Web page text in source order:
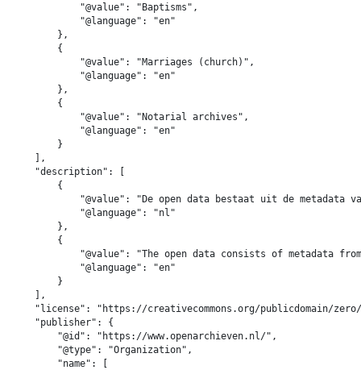
            "@value": "Baptisms",
            "@language": "en"
        },
        {
            "@value": "Marriages (church)",
            "@language": "en"
        },
        {
            "@value": "Notarial archives",
            "@language": "en"
        }
    ],
    "description": [
        {
"@value": "De open data bestaat uit de metadata
            "@language": "nl"
        },
        {
"@value": "The open data consists of metadata
            "@language": "en"
        }
    ],
"license": "https://creativecommons.org/publicdomain/
    "publisher": {
        "@id": "https://www.openarchieven.nl/",
        "@type": "Organization",
        "name": [